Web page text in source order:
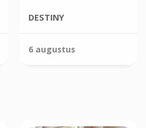
DESTINY
6 augustus